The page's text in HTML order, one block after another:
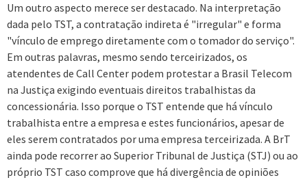
Um outro aspecto merece ser destacado. Na interpretação
dada pelo TST, a contratação indireta é "irregular" e forma
"vínculo de emprego diretamente com o tomador do serviço".
Em outras palavras, mesmo sendo terceirizados, os
atendentes de Call Center podem protestar a Brasil Telecom
na Justiça exigindo eventuais direitos trabalhistas da
concessionária. Isso porque o TST entende que há vínculo
trabalhista entre a empresa e estes funcionários, apesar de
eles serem contratados por uma empresa terceirizada. A BrT
ainda pode recorrer ao Superior Tribunal de Justiça (STJ) ou ao
próprio TST caso comprove que há divergência de opiniões